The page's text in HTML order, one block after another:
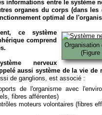
informations entre le système
organes du corps (dans les
optimal de
Organisation
(Figure
ce système
comprend
nerveux
aussi système de la vie de
de ganglions, est associé :
de l'organisme avec
fibres afférentes)
moteurs volontaires (fibres